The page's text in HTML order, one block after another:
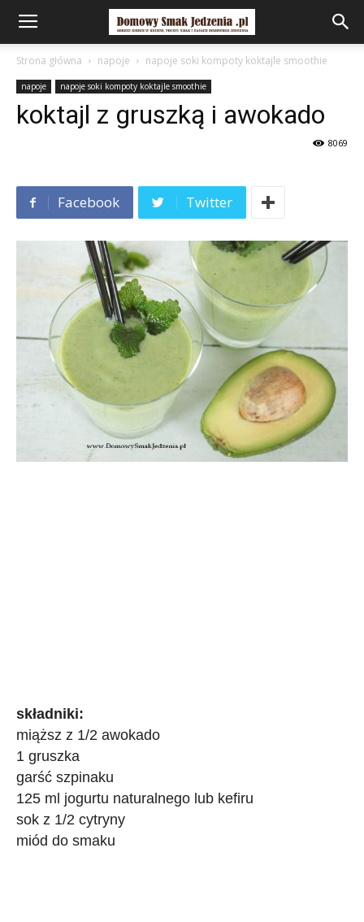
Strona główna napoje napoje soki kompoty koktajle smoothie
napoje napoje soki kompoty koktajle smoothie
koktajl z gruszką i awokado
8069
Facebook Twitter
składniki:
miąższ z 1/2 awokado
1 gruszka
garść szpinaku
125 ml jogurtu naturalnego lub kefiru
sok z 1/2 cytryny
miód do smaku